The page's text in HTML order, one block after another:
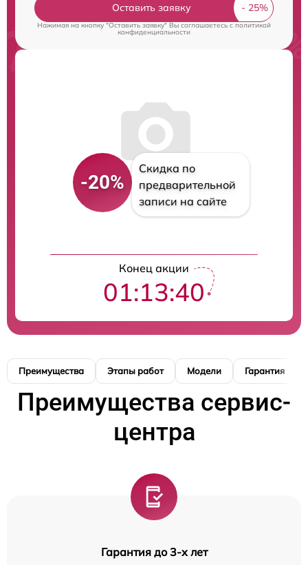
Оставить заявку
Нажимая на кнопку "Оставить заявку" Вы соглашаетесь cполитикой
конфиденциальности
-20%
Скидка по
предварительной
записи на сайте
Конец акции
01:13:39
Преимущества Этапы работ Модели Гарантия
Преимущества сервис-
центра
Гарантия до 3-х лет